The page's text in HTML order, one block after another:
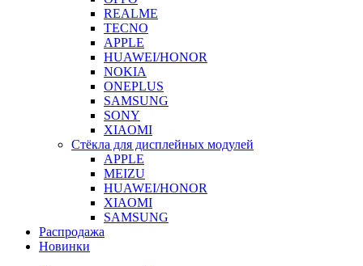
REALME
TECNO
APPLE
HUAWEI/HONOR
NOKIA
ONEPLUS
SAMSUNG
SONY
XIAOMI
Стёкла для дисплейных модулей
APPLE
MEIZU
HUAWEI/HONOR
XIAOMI
SAMSUNG
Распродажа
Новинки